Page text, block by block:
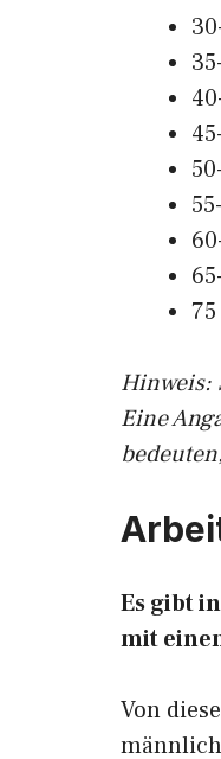
Hinweis:
Eine
Es gibt
mit
Von